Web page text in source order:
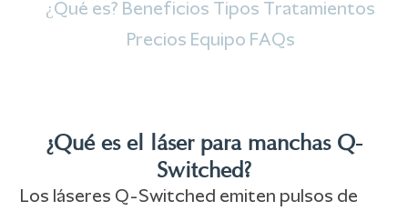
¿Qué es? Beneficios Tipos Tratamientos
Precios Equipo FAQs
¿Qué es el láser para manchas Q-
Switched?
Los láseres Q-Switched emiten pulsos de